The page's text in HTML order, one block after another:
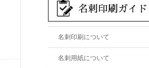
名刺印刷ガイド
名刺印刷について
名刺用紙について